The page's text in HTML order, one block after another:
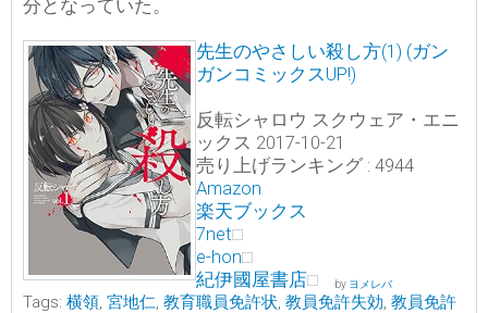
分となっていた。
先生のやさしい殺し方(1) (ガン
ガンコミックスUP!)
反転シャロウ スクウェア・エニ
ックス 2017-10-21
売り上げランキング : 4944
Amazon
楽天ブックス
7net
e-hon
紀伊國屋書店
by ヨメレバ
Tags: 横領 宮地仁 教育職員免許状 教員免許失効 教員免許